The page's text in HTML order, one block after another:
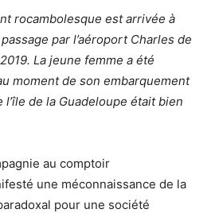
rocambolesque est arrivée à
par l’aéroport Charles de
La jeune femme a été
moment de son embarquement
de la Guadeloupe était bien
au comptoir
une méconnaissance de la
pour une société